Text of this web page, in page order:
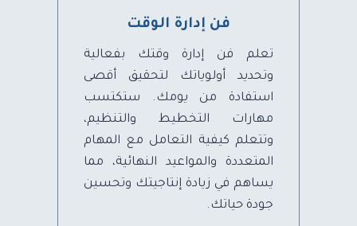
فن إدارة الوقت
تعلم فن إدارة وقتك بفعالية
وتحديد أولوياتك لتحقيق أقصى
استفادة من يومك. ستكتسب
مهارات التخطيط والتنظيم،
وتتعلم كيفية التعامل مع المهام
المتعددة والمواعيد النهائية، مما
يساهم في زيادة إنتاجيتك وتحسين
جودة حياتك.